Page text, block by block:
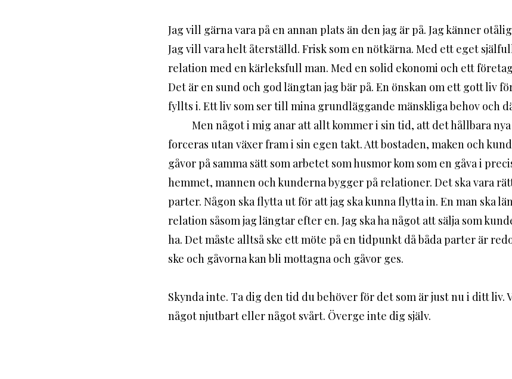
Jag vill gärna vara på en annan plats än den jag är på. Jag känner
Jag vill vara helt återställd. Frisk som en nötkärna. Med ett eget
relation med en kärleksfull man. Med en solid ekonomi och ett
Det är en sund och god längtan jag bär på. En önskan om ett gott liv
fyllts i. Ett liv som ser till mina grundläggande mänskliga behov och
forceras utan växer fram i sin egen takt. Att bostaden, maken och
gåvor på samma sätt som arbetet som husmor kom som en gåva i
hemmet, mannen och kunderna bygger på relationer. Det ska vara
parter. Någon ska flytta ut för att jag ska kunna flytta in. En man ska
relation såsom jag längtar efter en. Jag ska ha något att sälja som
ha. Det måste alltså ske ett möte på en tidpunkt då båda parter är
ske och gåvorna kan bli mottagna och gåvor ges.
Skynda inte. Ta dig den tid du behöver för det som är just nu i ditt liv.
något njutbart eller något svårt. Överge inte dig själv.